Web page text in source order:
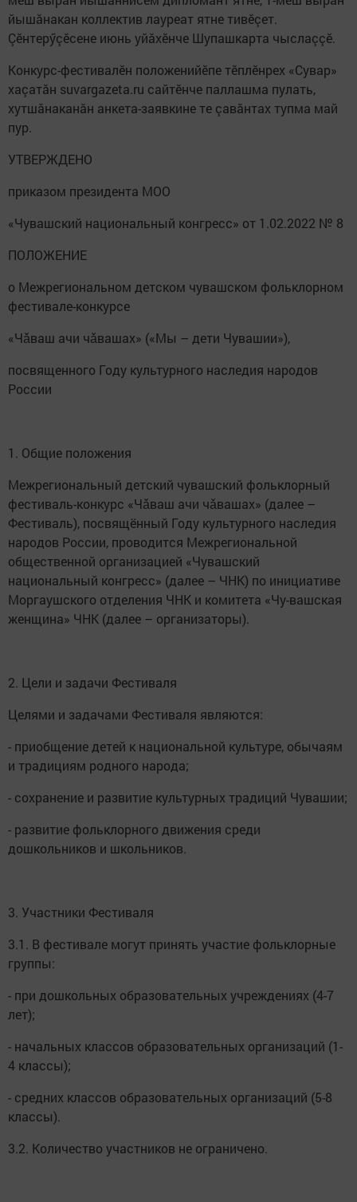
йышăнакан коллектив лауреат ятне тивӗçет.
Çӗнтерӳçӗсене июнь уйăхӗнче Шупашкарта чыслаççӗ.
Конкурс-фестивалӗн положенийӗпе тӗплӗнрех «Сувар»
хаçатăн suvargazeta.ru сайтӗнче паллашма пулать,
хутшăнаканăн анкета-заявкине те çавăнтах тупма май
пур.
УТВЕРЖДЕНО
приказом президента МОО
«Чувашский национальный конгресс» от 1.02.2022 № 8
ПОЛОЖЕНИЕ
о Межрегиональном детском чувашском фольклорном
фестивале-конкурсе
«Чǎваш ачи чǎвашах» («Мы – дети Чувашии»),
посвященного Году культурного наследия народов
России
1. Общие положения
Межрегиональный детский чувашский фольклорный
фестиваль-конкурс «Чǎваш ачи чǎвашах» (далее –
Фестиваль), посвящённый Году культурного наследия
народов России, проводится Межрегиональной
общественной организацией «Чувашский
национальный конгресс» (далее – ЧНК) по инициативе
Моргаушского отделения ЧНК и комитета «Чу-вашская
женщина» ЧНК (далее – организаторы).
2. Цели и задачи Фестиваля
Целями и задачами Фестиваля являются:
- приобщение детей к национальной культуре, обычаям
и традициям родного народа;
- сохранение и развитие культурных традиций Чувашии;
- развитие фольклорного движения среди
дошкольников и школьников.
3. Участники Фестиваля
3.1. В фестивале могут принять участие фольклорные
группы:
- при дошкольных образовательных учреждениях (4-7
лет);
- начальных классов образовательных организаций (1-
4 классы);
- средних классов образовательных организаций (5-8
классы).
3.2. Количество участников не ограничено.